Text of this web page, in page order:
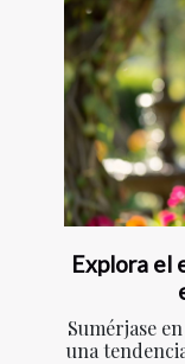
Explora el
Sumérjase
una